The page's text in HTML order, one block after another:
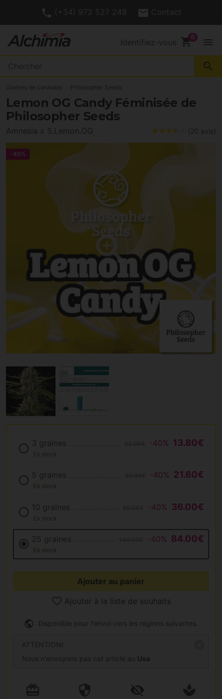
Identifiez-vous shopping_cart menu
search
Graines de cannabis Philosopher Seeds
Lemon OG Candy Féminisée de
Philosopher Seeds
Amnesia x S.Lemon.OG (20 avis)
-40%
3 graines -40% 13.80€
En stock
5 graines -40% 21.60€
En stock
10 graines -40% 36.00€
En stock
25 graines -40% 84.00€
En stock
Ajouter au panier
Ajouter à la liste de souhaits
Disponible pour l'envoi vers les régions suivantes.
ATTENTION!
Nous n'envoyons pas cet article au Usa